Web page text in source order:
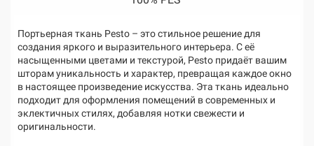
Портьерная ткань Pesto – это стильное решение для
создания яркого и выразительного интерьера. С её
насыщенными цветами и текстурой, Pesto придаёт вашим
шторам уникальность и характер, превращая каждое окно
в настоящее произведение искусства. Эта ткань идеально
подходит для оформления помещений в современных и
эклектичных стилях, добавляя нотки свежести и
оригинальности.